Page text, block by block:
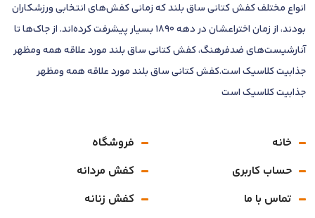
انواع مختلف کفش کتانی ساق بلند که زمانی کفش‌های انتخابی ورزشکاران
بودند، از زمان اختراعشان در دهه 1890 بسیار پیشرفت کرده‌اند. از جاک‌ها تا
آنارشیست‌های ضدفرهنگ، کفش کتانی ساق بلند مورد علاقه همه ومظهر
جذابیت کلاسیک است.کفش کتانی ساق بلند مورد علاقه همه ومظهر
جذابیت کلاسیک است
خانه
حساب کاربری
تماس با ما
فروشگاه
کفش مردانه
کفش زنانه